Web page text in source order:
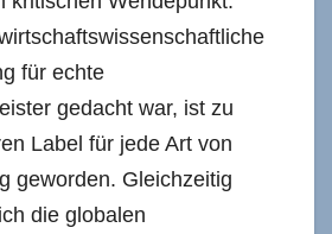
für echte
gedacht war, ist zu
Label für jede Art von
geworden. Gleichzeitig
die globalen